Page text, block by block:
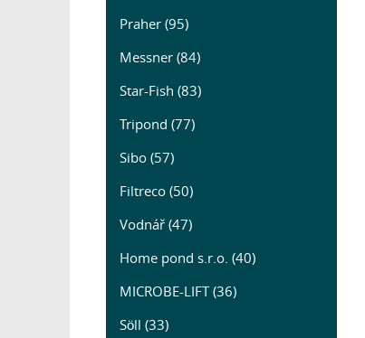
Praher (95)
Messner (84)
Star-Fish (83)
Tripond (77)
Sibo (57)
Filtreco (50)
Vodnář (47)
Home pond s.r.o. (40)
MICROBE-LIFT (36)
Söll (33)